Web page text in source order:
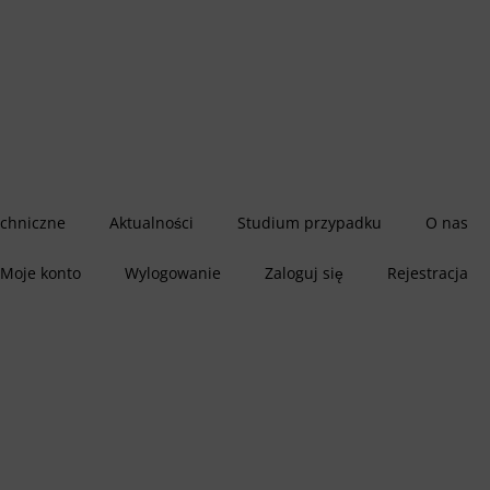
Aktualności Studium przypadku O nas
Moje konto Wylogowanie Zaloguj się Rejestracja